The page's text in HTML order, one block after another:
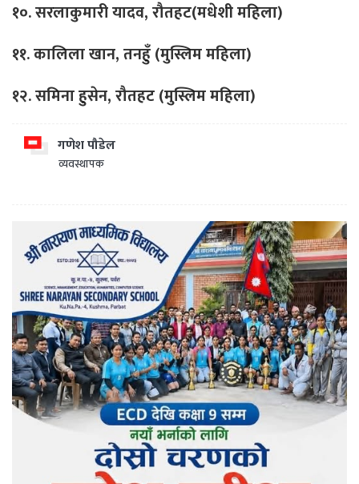
१०. सरलाकुमारी यादव, रौतहट(मधेशी महिला)
११. कालिला खान, तनहुँ (मुस्लिम महिला)
१२. समिना हुसेन, रौतहट (मुस्लिम महिला)
गणेश पौडेल
व्यवस्थापक